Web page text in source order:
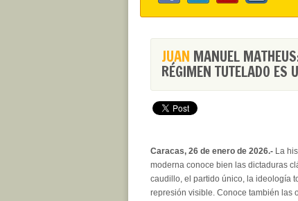
JUAN MANUEL
RÉGIMEN TUTELADO ES
Caracas, 26 de enero de 2026.- La
moderna conoce bien las dictaduras
caudillo, el partido único, la ideología
represión visible. Conoce también las